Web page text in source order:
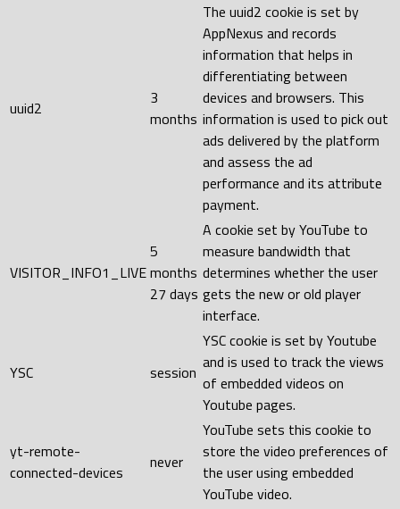
uuid2
3
months
The uuid2 cookie is set by
AppNexus and records
information that helps in
differentiating between
devices and browsers. This
information is used to pick out
ads delivered by the platform
and assess the ad
performance and its attribute
payment.
VISITOR_INFO1_LIVE
5
months
27 days
A cookie set by YouTube to
measure bandwidth that
determines whether the user
gets the new or old player
interface.
YSC session
YSC cookie is set by Youtube
and is used to track the views
of embedded videos on
Youtube pages.
yt-remote-
connected-devices
never
YouTube sets this cookie to
store the video preferences of
the user using embedded
YouTube video.